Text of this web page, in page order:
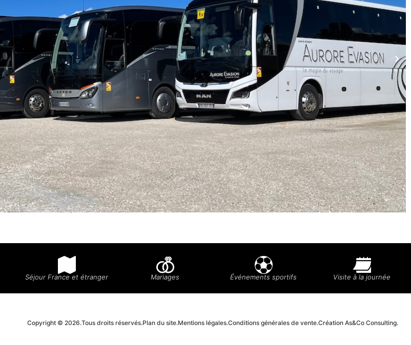
Séjour France et étranger Mariages Événements sportifs Visite à la journée
Copyright © 2026.Tous droits réservés.Plan du site.Mentions légales.Conditions générales de vente.Création As&Co Consulting.